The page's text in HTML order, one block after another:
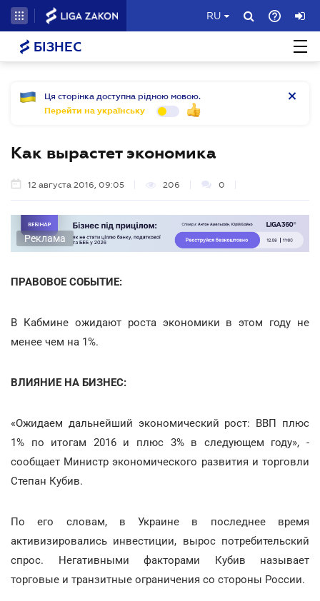
RU
БІЗНЕС
Ця сторінка доступна рідною мовою.
Перейти на українську
Как вырастет экономика
12 августа 2016, 09:05 206 0
Реклама
ПРАВОВОЕ СОБЫТИЕ:
В Кабмине ожидают роста экономики в этом году не
менее чем на 1%.
ВЛИЯНИЕ НА БИЗНЕС:
«Ожидаем дальнейший экономический рост: ВВП плюс
1% по итогам 2016 и плюс 3% в следующем году», -
сообщает Министр экономического развития и торговли
Степан Кубив.
По его словам, в Украине в последнее время
активизировались инвестиции, вырос потребительский
спрос. Негативными факторами Кубив называет
торговые и транзитные ограничения со стороны России.